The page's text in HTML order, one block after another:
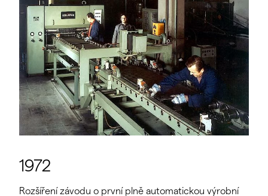
1972
Rozšíření závodu o první plně automatickou výrobní